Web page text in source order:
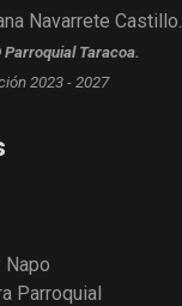
Navarrete Castillo.
Parroquial Taracoa.
2023 - 2027
Napo
Parroquial